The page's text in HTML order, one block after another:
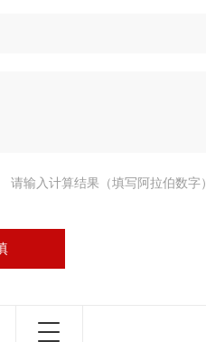
请输入计算结果（填写阿拉伯数字